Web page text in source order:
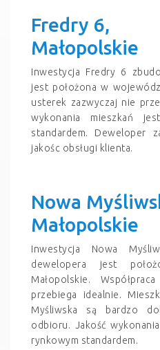
Fredry 6,
Małopolskie
Inwestycja Fredry 6
jest położona w
usterek zazwyczaj nie
wykonania mieszkań
standardem. Deweloper
jakośc obsługi klienta.
Nowa
Małopolskie
Inwestycja Nowa
dewelopera jest
Małopolskie.
przebiega idealnie.
Myśliwska są bardzo
odbioru. Jakość
rynkowym standardem.